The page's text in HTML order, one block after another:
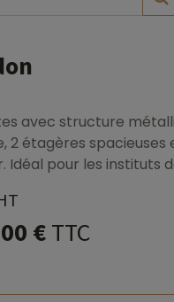
avec structure
2 étagères
Idéal pour les instituts
€TTC